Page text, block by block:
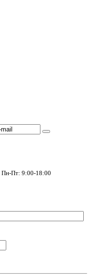
Пн-Пт: 9:00-18:00